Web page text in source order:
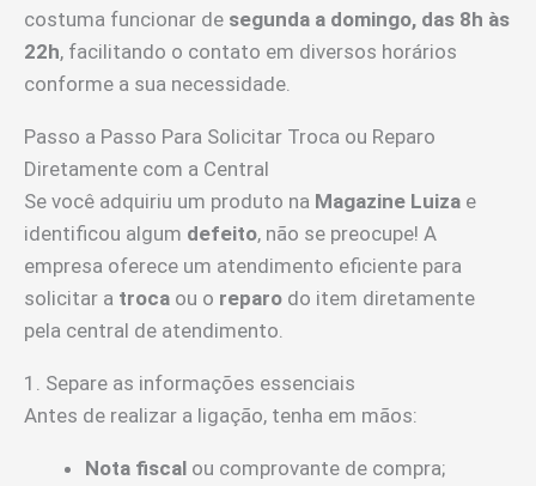
costuma funcionar de segunda a domingo, das 8h às
22h, facilitando o contato em diversos horários
conforme a sua necessidade.
Passo a Passo Para Solicitar Troca ou Reparo
Diretamente com a Central
Se você adquiriu um produto na Magazine Luiza e
identificou algum defeito, não se preocupe! A
empresa oferece um atendimento eficiente para
solicitar a troca ou o reparo do item diretamente
pela central de atendimento.
1. Separe as informações essenciais
Antes de realizar a ligação, tenha em mãos:
Nota fiscal ou comprovante de compra;